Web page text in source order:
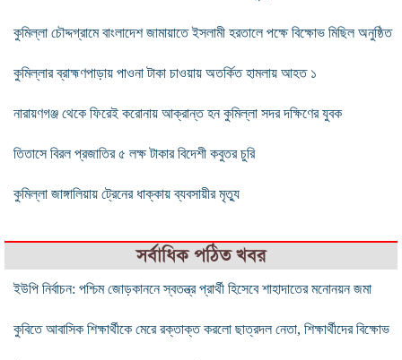
কুমিল্লা চৌদ্দগ্রামে বাংলাদেশ জামায়াতে ইসলামী হরতালে পক্ষে বিক্ষোভ মিছিল অনুষ্ঠিত
কুমিল্লার ব্রাহ্মণপাড়ায় পাওনা টাকা চাওয়ায় অতর্কিত হামলায় আহত ১
নারায়ণগঞ্জ থেকে ফিরেই করোনায় আক্রান্ত হন কুমিল্লা সদর দক্ষিণের যুবক
তিতাসে বিরল প্রজাতির ৫ লক্ষ টাকার বিদেশী কবুতর চুরি
কুমিল্লা জাঙ্গালিয়ায় ট্রেনের ধাক্কায় ব্যবসায়ীর মৃত্যু
সর্বাধিক পঠিত খবর
ইউপি নির্বাচন: পশ্চিম জোড়কাননে স্বতন্ত্র প্রার্থী হিসেবে শাহাদাতের মনোনয়ন জমা
কুবিতে আবাসিক শিক্ষার্থীকে মেরে রক্তাক্ত করলো ছাত্রদল নেতা, শিক্ষার্থীদের বিক্ষোভ